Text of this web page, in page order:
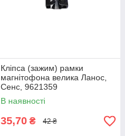
Кліпса (зажим) рамки
магнітофона велика Ланос,
Сенс, 9621359
В наявності
35,70 ₴ 42 ₴